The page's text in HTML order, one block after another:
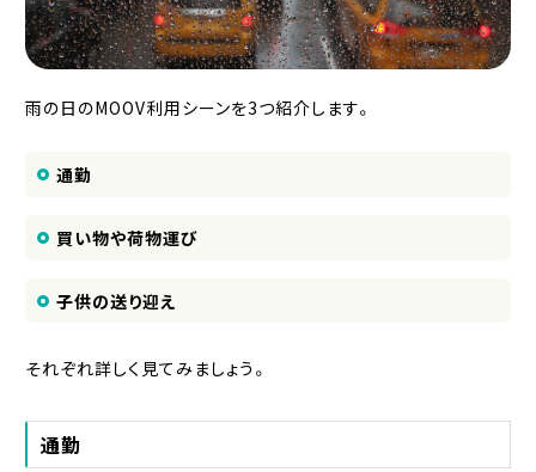
雨の日のMOOV利用シーンを3つ紹介します。
通勤
買い物や荷物運び
子供の送り迎え
それぞれ詳しく見てみましょう。
通勤